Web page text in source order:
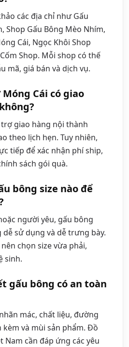
các địa chỉ như Gấu
Shop Gấu Bông Mèo Nhím,
Cái, Ngọc Khôi Shop
Shop. Mỗi shop có thế
mã, giá bán và dịch vụ.
Cái có giao
giao hàng nội thành
theo lịch hẹn. Tuy nhiên,
tiếp để xác nhận phí ship,
sách gói quà.
bông size nào để
người yêu, gấu bông
sử dụng và dễ trưng bày.
chọn size vừa phải,
sinh.
gấu bông có an toàn
mác, chất liệu, đường
kèm và mùi sản phẩm. Đồ
Nam cần đáp ứng các yêu